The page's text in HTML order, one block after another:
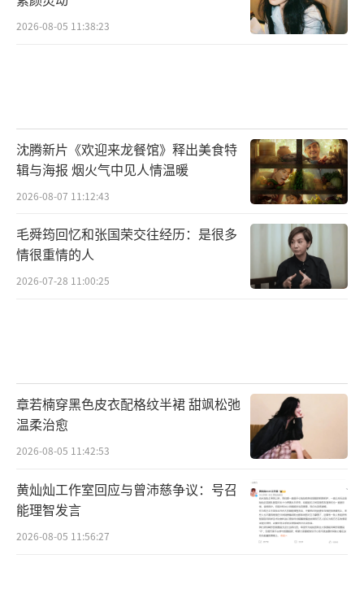
2026-08-05 11:38:23
沈腾新片《欢迎来龙餐馆》释出美食特
辑与海报 烟火气中见人情温暖
2026-08-07 11:12:43
毛舜筠回忆和张国荣交往经历：是很多
情很重情的人
2026-07-28 11:00:25
章若楠穿黑色皮衣配格纹半裙 甜飒松弛
温柔治愈
2026-08-05 11:42:53
黄灿灿工作室回应与曾沛慈争议：号召
能理智发言
2026-08-05 11:56:27